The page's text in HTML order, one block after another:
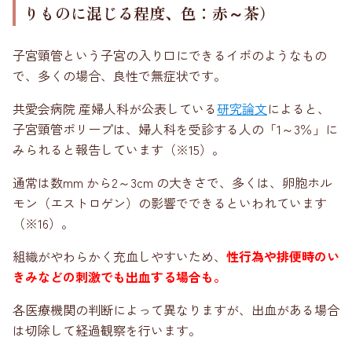
りものに混じる程度、色：赤～茶）
子宮頸管という子宮の入り口にできるイボのようなもの
で、多くの場合、良性で無症状です。
共愛会病院 産婦人科が公表している研究論文によると、
子宮頸管ポリープは、婦人科を受診する人の「1～3％」に
みられると報告しています（※15）。
通常は数mm から2～3cm の大きさで、多くは、卵胞ホル
モン（エストロゲン）の影響でできるといわれています
（※16）。
組織がやわらかく充血しやすいため、 性行為や排便時のい
きみなどの刺激でも出血する場合も。
各医療機関の判断によって異なりますが、出血がある場合
は切除して経過観察を行います。